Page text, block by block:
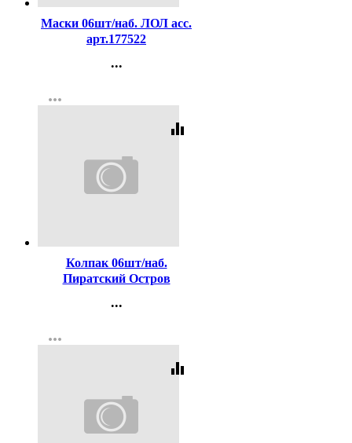
Маски 06шт/наб. ЛОЛ асс.
арт.177522
...
Регистрация
more_horiz
equalizer
Колпак 06шт/наб.
Пиратский Остров
...
Регистрация
more_horiz
equalizer